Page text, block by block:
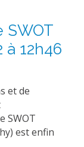
12h46
et de
SWOT
est enfin